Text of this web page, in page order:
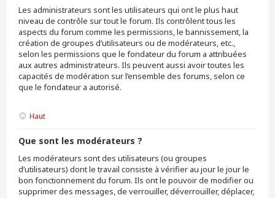
Les administrateurs sont les utilisateurs qui ont le plus haut
niveau de contrôle sur tout le forum. Ils contrôlent tous les
aspects du forum comme les permissions, le bannissement, la
création de groupes d’utilisateurs ou de modérateurs, etc.,
selon les permissions que le fondateur du forum a attribuées
aux autres administrateurs. Ils peuvent aussi avoir toutes les
capacités de modération sur l’ensemble des forums, selon ce
que le fondateur a autorisé.
Haut
Que sont les modérateurs ?
Les modérateurs sont des utilisateurs (ou groupes
d’utilisateurs) dont le travail consiste à vérifier au jour le jour le
bon fonctionnement du forum. Ils ont le pouvoir de modifier ou
supprimer des messages, de verrouiller, déverrouiller, déplacer,